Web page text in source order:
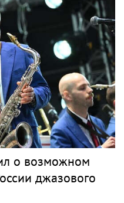
о возможном
джазового